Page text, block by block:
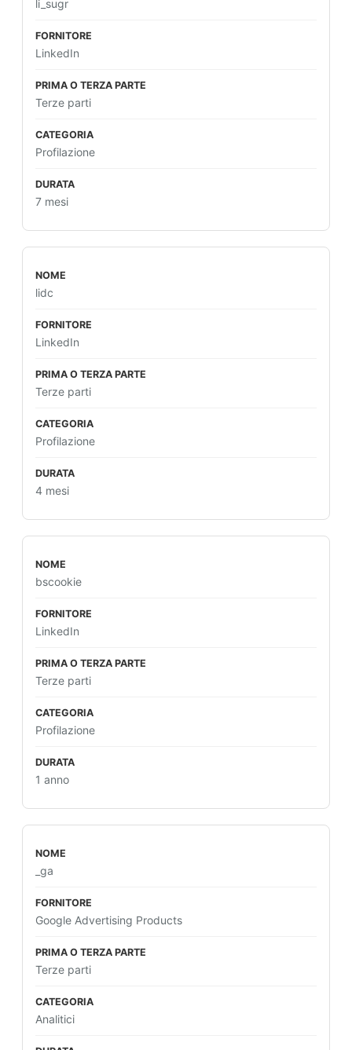
li_sugr
LinkedIn
Terze parti
Profilazione
7 mesi
lidc
LinkedIn
Terze parti
Profilazione
4 mesi
bscookie
LinkedIn
Terze parti
Profilazione
1 anno
_ga
Google Advertising Products
Terze parti
Analitici